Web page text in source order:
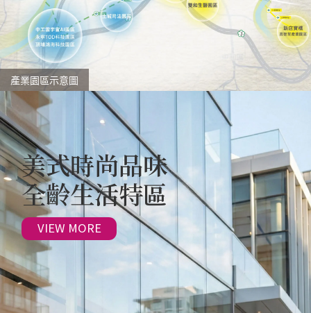
產業園區示意圖
美式時尚品味
全齡生活特區
VIEW MORE